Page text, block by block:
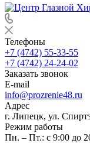
Телефоны
+7 (4742) 55-33-55
+7 (4742) 24-24-02
Заказать звонок
E-mail
info@prozrenie48.ru
Адрес
г. Липецк, ул.
Режим работы
Пн. – Пт.: с 9:00 до